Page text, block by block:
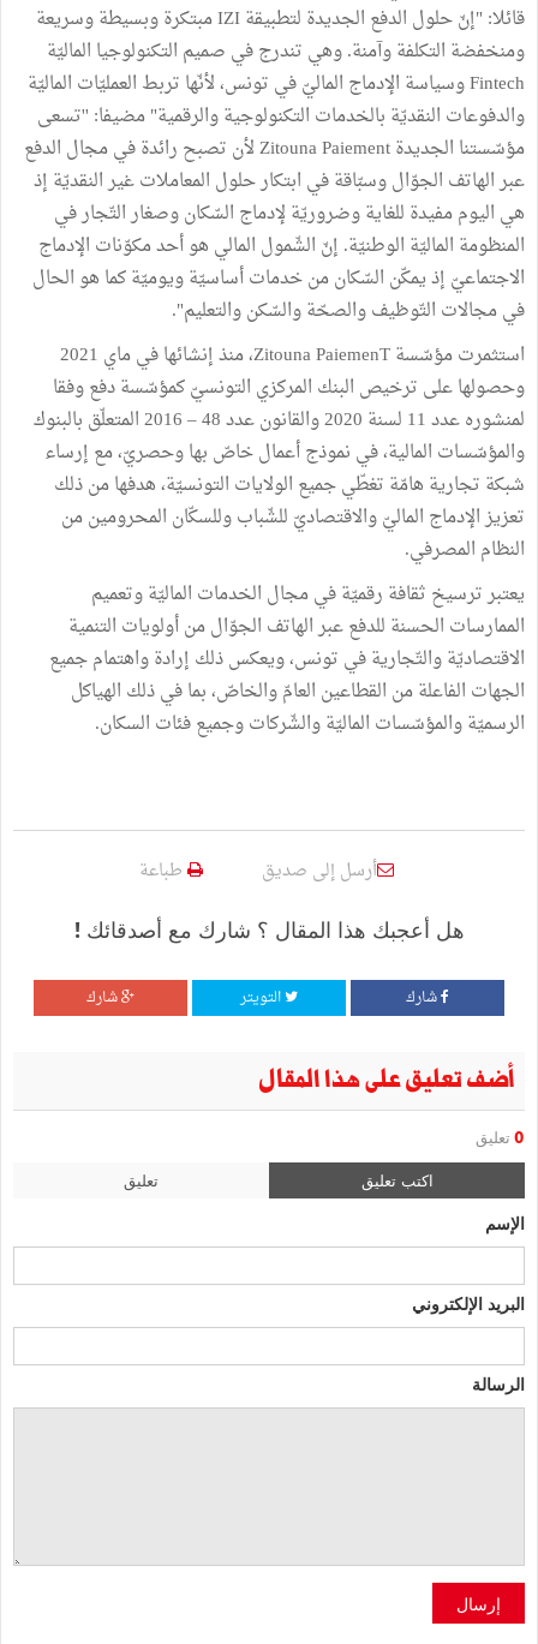
قائلا: "إنّ حلول الدفع الجديدة لتطبيقة IZI مبتكرة وبسيطة وسريعة
ومنخفضة التكلفة وآمنة. وهي تندرج في صميم التكنولوجيا الماليّة
Fintech وسياسة الإدماج الماليّ في تونس، لأنّها تربط العمليّات الماليّة
والدفوعات النقديّة بالخدمات التكنولوجية والرقمية" مضيفا: ''تسعى
مؤسّستنا الجديدة Zitouna Paiement لأن تصبح رائدة في مجال الدفع
عبر الهاتف الجوّال وسبّاقة في ابتكار حلول المعاملات غير النقديّة إذ
هي اليوم مفيدة للغاية وضروريّة لإدماج السّكان وصغار التّجار في
المنظومة الماليّة الوطنيّة. إنّ الشّمول المالي هو أحد مكوّنات الإدماج
الاجتماعيّ إذ يمكّن السّكان من خدمات أساسيّة ويوميّة كما هو الحال
في مجالات التّوظيف والصحّة والسّكن والتعليم".
استثمرت مؤسّسة Zitouna PaiemenT، منذ إنشائها في ماي 2021
وحصولها على ترخيص البنك المركزي التونسيّ كمؤسّسة دفع وفقا
لمنشوره عدد 11 لسنة 2020 والقانون عدد 48 – 2016 المتعلّق بالبنوك
والمؤسّسات المالية، في نموذج أعمال خاصّ بها وحصريّ، مع إرساء
شبكة تجارية هامّة تغطّي جميع الولايات التونسيّة، هدفها من ذلك
تعزيز الإدماج الماليّ والاقتصاديّ للشّباب وللسكّان المحرومين من
النظام المصرفي.
يعتبر ترسيخ ثقافة رقميّة في مجال الخدمات الماليّة وتعميم
الممارسات الحسنة للدفع عبر الهاتف الجوّال من أولويات التنمية
الاقتصاديّة والتّجارية في تونس، ويعكس ذلك إرادة واهتمام جميع
الجهات الفاعلة من القطاعين العامّ والخاصّ، بما في ذلك الهياكل
الرسميّة والمؤسّسات الماليّة والشّركات وجميع فئات السكان.
أرسل إلى صديق طباعة
هل أعجبك هذا المقال ؟ شارك مع أصدقائك !
شارك التويتر شارك
أضف تعليق على هذا المقال
0 تعليق
اكتب تعليق تعليق
الإسم
البريد الإلكتروني
الرسالة
إرسال